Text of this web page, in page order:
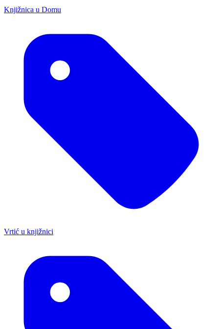
Knjižnica u Domu
Vrtić u knjižnici